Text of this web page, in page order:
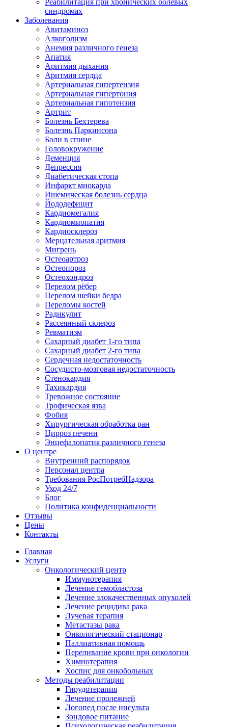
Реабилитация при хронических болевых
синдромах
Заболевания
Авитаминоз
Алкоголизм
Анемия различного генеза
Апатия
Аритмия дыхания
Аритмия сердца
Артериальная гипертензия
Артериальная гипертония
Артериальная гипотензия
Артрит
Болезнь Бехтерева
Болезнь Паркинсона
Боли в спине
Головокружение
Деменция
Депрессия
Диабетическая стопа
Инфаркт миокарда
Ишемическая болезнь сердца
Йододефицит
Кардиомегалия
Кардиомиопатия
Кардиосклероз
Мерцательная аритмия
Мигрень
Остеоартроз
Остеопороз
Остеохондроз
Перелом рёбер
Перелом шейки бедра
Переломы костей
Радикулит
Рассеянный склероз
Ревматизм
Сахарный диабет 1-го типа
Сахарный диабет 2-го типа
Сердечная недостаточность
Сосудисто-мозговая недостаточность
Стенокардия
Тахикардия
Тревожное состояние
Трофическая язва
Фобия
Хирургическая обработка ран
Цирроз печени
Энцефалопатия различного генеза
О центре
Внутренний распорядок
Персонал центра
Требования РосПотребНадзора
Уход 24/7
Блог
Политика конфиденциальности
Отзывы
Цены
Контакты
Главная
Услуги
Онкологический центр
Иммунотерапия
Лечение гемобластоза
Лечение злокачественных опухолей
Лечение рецидива рака
Лучевая терапия
Метастазы рака
Онкологический стационар
Паллиативная помощь
Переливание крови при онкологии
Химиотерапия
Хоспис для онкобольных
Методы реабилитации
Гирудотерапия
Лечение пролежней
Логопед после инсульта
Зондовое питание